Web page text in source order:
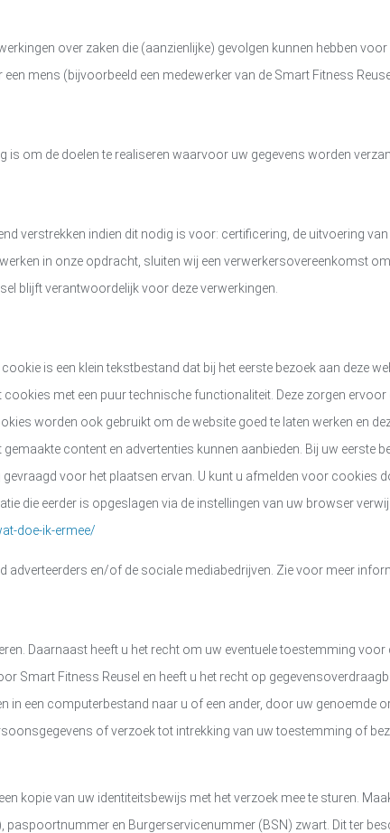
over zaken die (aanzienlijke) gevolgen kunnen hebben
mens (bijvoorbeeld een medewerker van de Smart Fitness
om de doelen te realiseren waarvoor uw gegevens worden
verstrekken indien dit nodig is voor: certificering, de uitvoering
in onze opdracht, sluiten wij een verwerkersovereenkomst
blijft verantwoordelijk voor deze verwerkingen.
is een klein tekstbestand dat bij het eerste bezoek aan deze
cookies met een puur technische functionaliteit. Deze zorgen
worden ook gebruikt om de website goed te laten werken en
content en advertenties kunnen aanbieden. Bij uw eerste
voor het plaatsen ervan. U kunt u afmelden voor cookies
die eerder is opgeslagen via de instellingen van uw browser
doe-ik-ermee/
en/of de sociale mediabedrijven. Zie voor meer
Daarnaast heeft u het recht om uw eventuele toestemming voor
Smart Fitness Reusel en heeft u het recht op
een computerbestand naar u of een ander, door uw genoemde
of verzoek tot intrekking van uw toestemming of
kopie van uw identiteitsbewijs met het verzoek mee te sturen.
en Burgerservicenummer (BSN) zwart. Dit ter